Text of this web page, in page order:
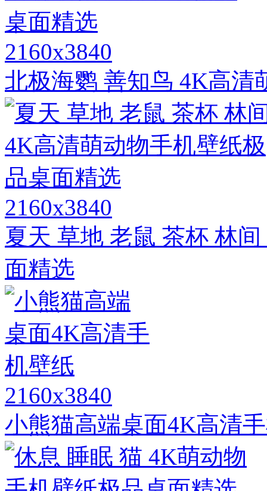
2160x3840
北极海鹦 善知鸟 4K高清
2160x3840
夏天 草地 老鼠 茶杯 林
面精选
2160x3840
小熊猫高端桌面4K高清